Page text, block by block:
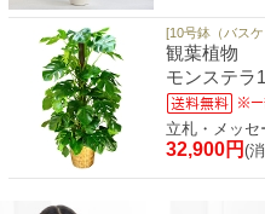
[10号鉢（バス
観葉植物
モンステラ
立札・メッセ
32,900円 (